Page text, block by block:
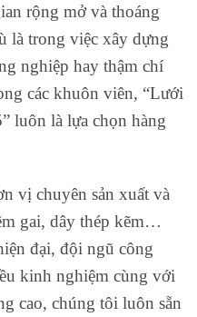
rộng mở và thoáng
là trong việc xây dựng
nghiệp hay thậm chí
các khuôn viên, “Lưới
luôn là lựa chọn hàng
vị chuyên sản xuất và
gai, dây thép kẽm…
đại, đội ngũ công
kinh nghiệm cùng với
cao, chúng tôi luôn sẵn